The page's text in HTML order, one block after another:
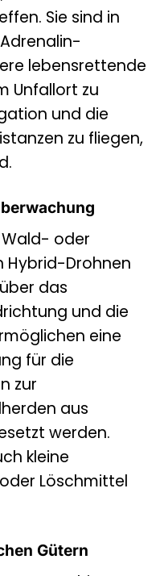
Sie sind in
lebensrettende
Unfallort zu
und die
zu fliegen,
oder
Hybrid-Drohnen
das
und die
eine
für die
zur
aus
werden.
kleine
Löschmittel
Gütern